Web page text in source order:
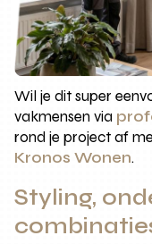
Wil je dit super
vakmensen via
rond je project af
Kronos Wonen.
Styling,